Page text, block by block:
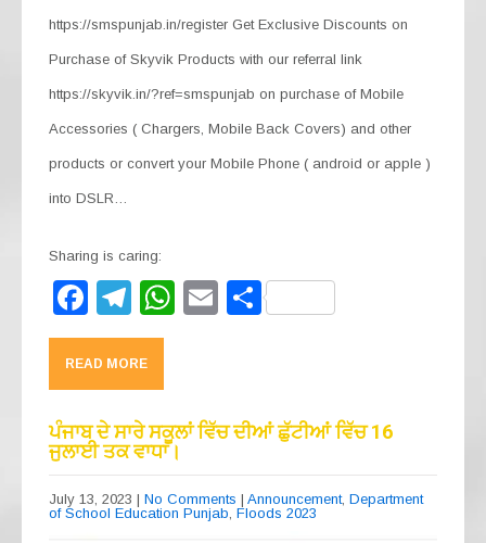
https://smspunjab.in/register Get Exclusive Discounts on
Purchase of Skyvik Products with our referral link
https://skyvik.in/?ref=smspunjab on purchase of Mobile
Accessories ( Chargers, Mobile Back Covers) and other
products or convert your Mobile Phone ( android or apple )
into DSLR…
Sharing is caring:
F
a
c
e
b
o
o
T
el
e
gr
a
m
W
A
p
p
E S
READ MORE
ਪੰਜਾਬ ਦੇ ਸਾਰੇ ਸਕੂਲਾਂ ਵਿੱਚ ਦੀਆਂ ਛੁੱਟੀਆਂ ਵਿੱਚ 16
ਜੁਲਾਈ ਤਕ ਵਾਧਾ।
July 13, 2023 | No Comments | Announcement, Department
of School Education Punjab, Floods 2023